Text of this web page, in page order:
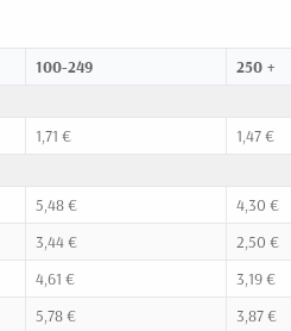
100-249
250 +
1,71 €
1,47 €
5,48 €
4,30 €
3,44 €
2,50 €
4,61 €
3,19 €
5,78 €
3,87 €